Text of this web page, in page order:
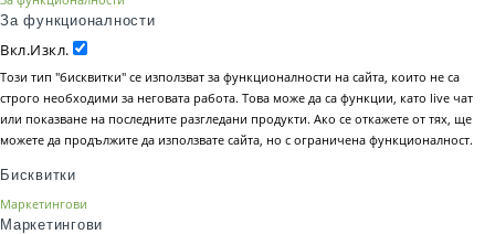
За функционалности
Вкл.Изкл.
Този тип "бисквитки" се използват за функционалности на сайта, които не са
строго необходими за неговата работа. Това може да са функции, като live чат
или показване на последните разгледани продукти. Ако се откажете от тях, ще
можете да продължите да използвате сайта, но с ограничена функционалност.
Бисквитки
Маркетингови
Маркетингови